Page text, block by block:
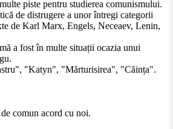
piste pentru studierea comunismului.
de distrugere a unor întregi categorii
de Karl Marx, Engels, Neceaev, Lenin,
a fost în multe situații ocazia unui
"Katyn", "Mărturisirea", "Căința".
comun acord cu noi.